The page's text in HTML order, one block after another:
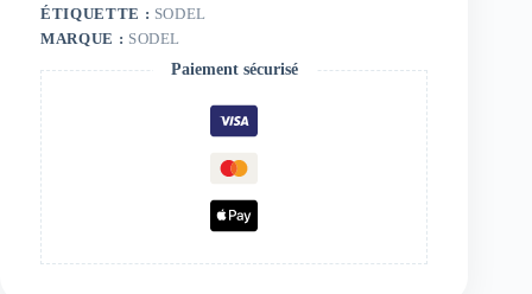
ÉTIQUETTE : SODEL
MARQUE : SODEL
Paiement sécurisé